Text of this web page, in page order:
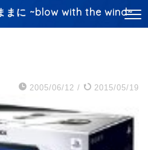
まに ~blow with the wind~
2005/06/12 / 2015/05/19